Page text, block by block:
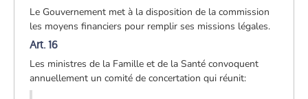
Le Gouvernement met à la disposition de la commission
les moyens financiers pour remplir ses missions légales.
Art. 16
Les ministres de la Famille et de la Santé convoquent
annuellement un comité de concertation qui réunit: